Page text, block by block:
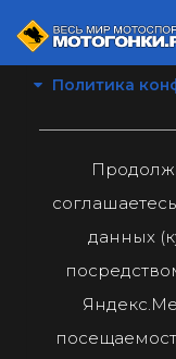
Политика
данных